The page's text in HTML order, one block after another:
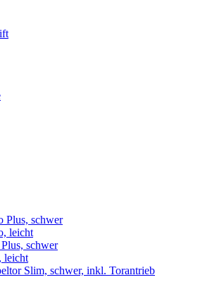
Plus, schwer
leicht
schwer
leicht
Slim, schwer, inkl. Torantrieb